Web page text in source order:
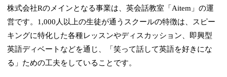
株式会社Rのメインとなる事業は、英会話教室「Aitem」の運
営です。1,000人以上の生徒が通うスクールの特徴は、スピー
キングに特化した各種レッスンやディスカッション、即興型
英語ディベートなどを通じ、「笑って話して英語を好きにな
る」ための工夫をしていることです。